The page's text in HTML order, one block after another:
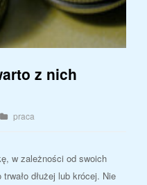
z nich
praca
w zależności od swoich
dłużej lub krócej. Nie